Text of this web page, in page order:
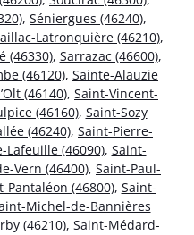
, Séniergues (46240),
Latronquière (46210),
(46330), Sarrazac (46600),
(46120), Sainte-Alauzie
(46140), Saint-Vincent-
(46160), Saint-Sozy
(46240), Saint-Pierre-
Lafeuille (46090), Saint-
Vern (46400), Saint-Paul-
Pantaléon (46800), Saint-
Michel-de-Bannières
(46210), Saint-Médard-